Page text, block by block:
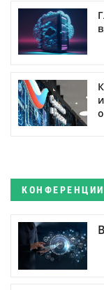
КОНФЕРЕНЦИИ